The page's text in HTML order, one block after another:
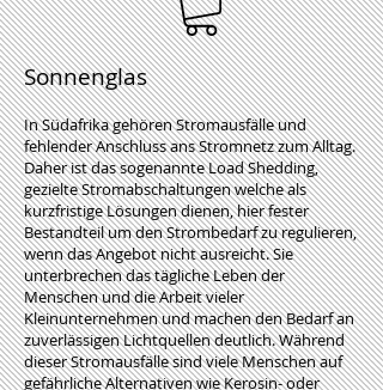
Sonnenglas
In Südafrika gehören Stromausfälle und
fehlender Anschluss ans Stromnetz zum Alltag.
Daher ist das sogenannte Load Shedding,
gezielte Stromabschaltungen welche als
kurzfristige Lösungen dienen, hier fester
Bestandteil um den Strombedarf zu regulieren,
wenn das Angebot nicht ausreicht. Sie
unterbrechen das tägliche Leben der
Menschen und die Arbeit vieler
Kleinunternehmen und machen den Bedarf an
zuverlässigen Lichtquellen deutlich. Während
dieser Stromausfälle sind viele Menschen auf
gefährliche Alternativen wie Kerosin- oder